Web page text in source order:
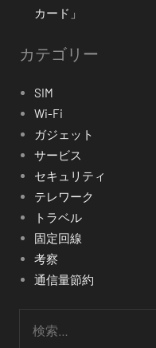
カード」
カテゴリー
SIM
Wi-Fi
ガジェット
サービス
セキュリティ
テレワーク
トラベル
固定回線
考察
通信量節約